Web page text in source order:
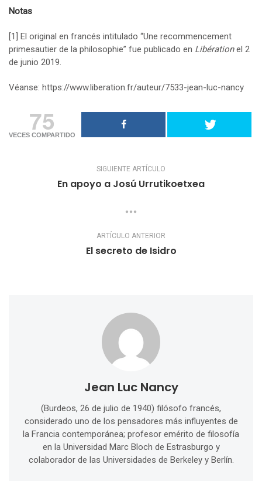
Notas
[1] El original en francés intitulado “Une recommencement
primesautier de la philosophie” fue publicado en Libérationel 2
de junio 2019.
Véanse: https://www.liberation.fr/auteur/7533-jean-luc-nancy
75
VECES COMPARTIDO
SIGUIENTE ARTÍCULO
En apoyo a Josú Urrutikoetxea
ARTÍCULO ANTERIOR
El secreto de Isidro
Jean Luc Nancy
(Burdeos, 26 de julio de 1940) filósofo francés,
considerado uno de los pensadores más influyentes de
la Francia contemporánea; profesor emérito de filosofía
en la Universidad Marc Bloch de Estrasburgo y
colaborador de las Universidades de Berkeley y Berlín.